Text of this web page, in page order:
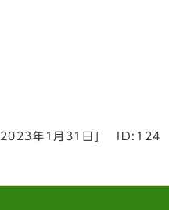
2023年1月31日 ID:124